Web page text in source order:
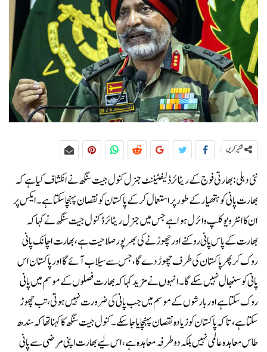
شئیر کریں
نئی دہلی:بھارتی فوج کے ریٹائرڈ لیفٹیننٹ جنرل کنول جیت سنگھ نے انکشاف کیا ہے کہ
بھارت پانی کو ہتھیار کے طور پر استعمال کر کے پاکستان کو نقصان پہنچا سکتا ہے۔ایکس پر
ان کا انٹرویو کلپ وائرل ہوا ہے جس میں جنرل ریٹائرڈ کنول جیت سنگھ نے کہا کہ
بھارت کے پاس پانی روکنے اور چھوڑنے کی بھرپور صلاحیت ہے، بھارت اچانک پانی
روک کر پھر پاکستان کی طرف چھوڑ دے گا، جس سے سیلاب آئے گا اور پاکستان اس
پانی کو سنبھال نہیں سکے گا۔انہوں نے مزید کہا کہ بھارت فصلوں کے موسم میں پانی
روک سکتا ہے اور بارشوں کے موسم میں جب پانی کی ضرورت نہیں ہوتی، تب چھوڑ
سکتا ہے، تاکہ پاکستان کو زیادہ نقصان پہنچایا جا سکے۔کنول جیت سنگھ کا کہنا تھا کہ سندھ
طاس معاہدہ عالمی نہیں بلکہ دو طرفہ معاہدہ ہے، اس لیے بھارت اپنی مرضی سے پانی